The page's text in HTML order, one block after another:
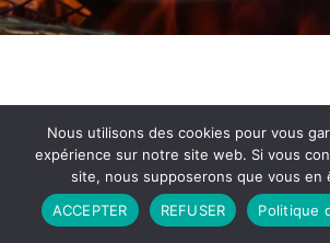
Partenariat Contact
Politique de
CGU
Copyright © 2026 - Propulsé par
Nous utilisons des cookies pour vous
expérience sur notre site web. Si vous
site, nous supposerons que vous en
ACCEPTER
REFUSER Politique